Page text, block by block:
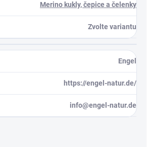
Merino kukly, čepice a čelenky
Zvolte variantu
Engel
https://engel-natur.de/
info@engel-natur.de